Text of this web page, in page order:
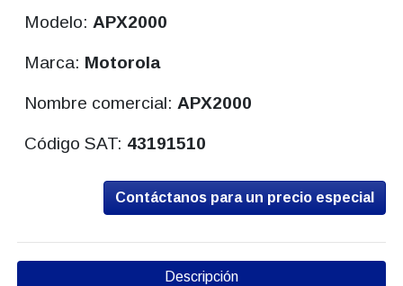
Modelo:APX2000
Marca: Motorola
Nombre comercial:APX2000
Código SAT: 43191510
Contáctanos para un precio especial
Descripción